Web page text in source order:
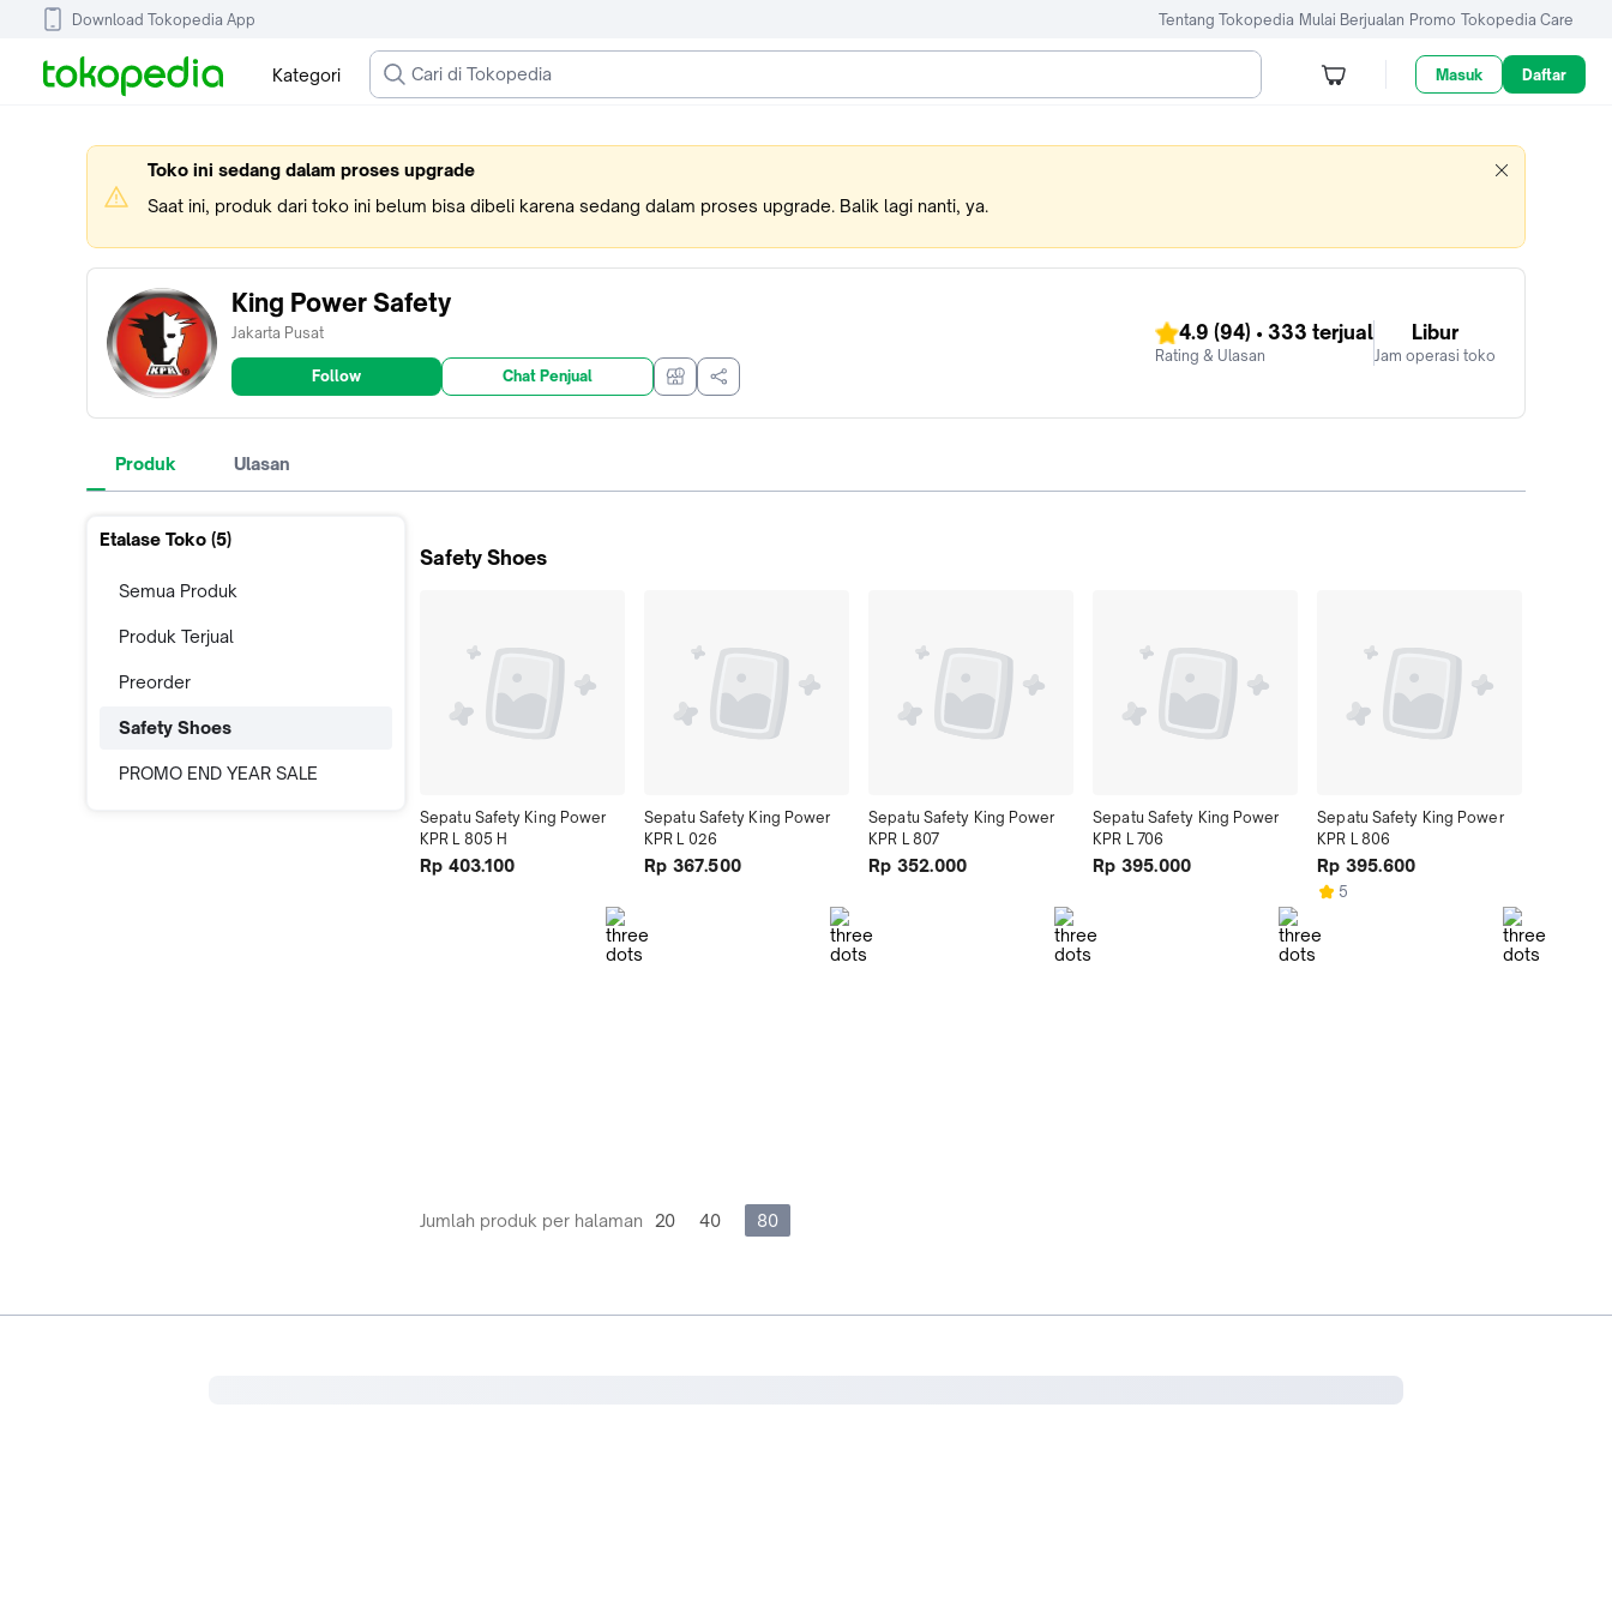
Download Tokopedia App Tentang Tokopedia Mulai Berjualan Promo Tokopedia Care
Kategori Masuk Daftar
Toko ini sedang dalam proses upgrade
Saat ini, produk dari toko ini belum bisa dibeli karena sedang dalam proses upgrade. Balik lagi nanti, ya.
King Power Safety
Jakarta Pusat
Follow Chat Penjual
4.9 (94) • 333 terjual
Rating & Ulasan
Libur
Jam operasi toko
Produk Ulasan
Etalase Toko (5)
Semua Produk
Produk Terjual
Preorder
Safety Shoes
PROMO END YEAR SALE
Safety Shoes
Sepatu Safety King Power
KPR L 805 H
Rp 403.100
Sepatu Safety King Power
KPR L 026
Rp 367.500
Sepatu Safety King Power
KPR L 807
Rp 352.000
Sepatu Safety King Power
KPR L 706
Rp 395.000
Sepatu Safety King Power
KPR L 806
Rp 395.600
5
Jumlah produk per halaman 20 40 80